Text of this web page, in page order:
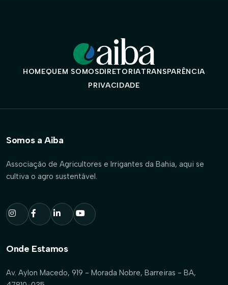
HOMEQUEM SOMOSDIRETORIATRANSPARÊNCIA
PRIVACIDADE
Somos a Aiba
Associação de Agricultores e Irrigantes da Bahia, aqui se
cultiva o agro sustentável.
Onde Estamos
Av. Aylon Macedo, 919 - Morada Nobre, Barreiras - BA,